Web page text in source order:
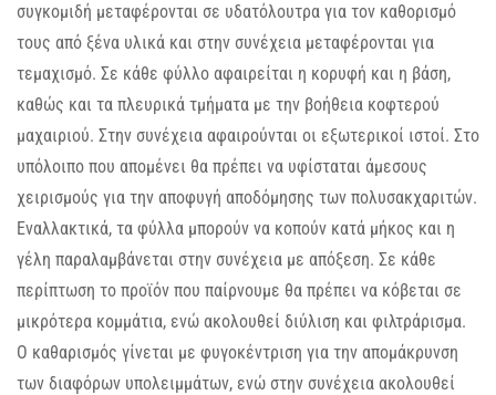
συγκομιδή μεταφέρονται σε υδατόλουτρα για τον καθορισμό
τους από ξένα υλικά και στην συνέχεια μεταφέρονται για
τεμαχισμό. Σε κάθε φύλλο αφαιρείται η κορυφή και η βάση,
καθώς και τα πλευρικά τμήματα με την βοήθεια κοφτερού
μαχαιριού. Στην συνέχεια αφαιρούνται οι εξωτερικοί ιστοί. Στο
υπόλοιπο που απομένει θα πρέπει να υφίσταται άμεσους
χειρισμούς για την αποφυγή αποδόμησης των πολυσακχαριτών.
Εναλλακτικά, τα φύλλα μπορούν να κοπούν κατά μήκος και η
γέλη παραλαμβάνεται στην συνέχεια με απόξεση. Σε κάθε
περίπτωση το προϊόν που παίρνουμε θα πρέπει να κόβεται σε
μικρότερα κομμάτια, ενώ ακολουθεί διύλιση και φιλτράρισμα.
Ο καθαρισμός γίνεται με φυγοκέντριση για την απομάκρυνση
των διαφόρων υπολειμμάτων, ενώ στην συνέχεια ακολουθεί